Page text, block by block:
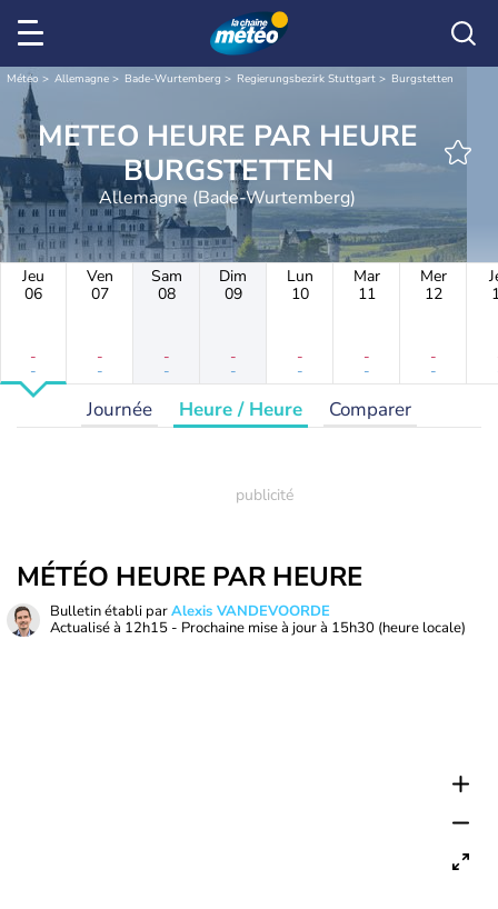
Météo Allemagne Bade-Wurtemberg Regierungsbezirk Stuttgart Burgstetten
METEO HEURE PAR HEURE
BURGSTETTEN
Allemagne (Bade-Wurtemberg)
Jeu
06
-
-
Ven
07
-
-
Sam
08
-
-
Dim
09
-
-
Lun
10
-
-
Mar
11
-
-
Mer
12
-
-
Journée Heure / Heure Comparer
MÉTÉO HEURE PAR HEURE
Bulletin établi parAlexis VANDEVOORDE
Actualisé à 12h15 - Prochaine mise à jour à 15h30 (heure locale)